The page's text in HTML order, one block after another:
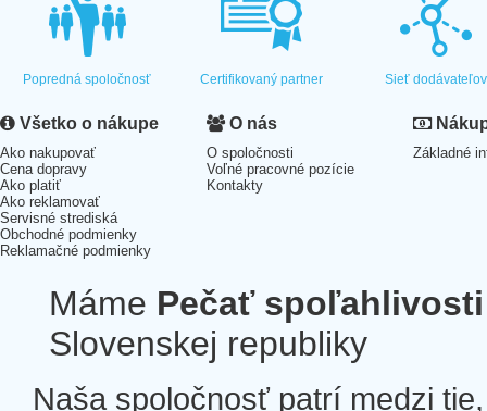
Popredná spoločnosť Certifikovaný partner Sieť dodávateľov
Všetko o nákupe
Ako nakupovať
Cena dopravy
Ako platiť
Ako reklamovať
Servisné strediská
Obchodné podmienky
Reklamačné podmienky
O nás
O spoločnosti
Voľné pracovné pozície
Kontakty
Základné
Máme Pečať spoľahlivosti
Slovenskej republiky
Naša spoločnosť patrí medzi